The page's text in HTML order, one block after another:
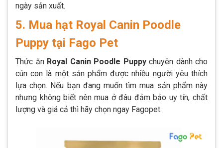
ngày sản xuất.
5. Mua hạt Royal Canin Poodle
Puppy tại Fago Pet
Thức ăn Royal Canin Poodle Puppychuyên dành cho
cún con là một sản phẩm được nhiều người yêu thích
lựa chọn. Nếu bạn đang muốn tìm mua sản phẩm này
nhưng không biết nên mua ở đâu đảm bảo uy tín, chất
lượng và giá cả thì hãy chọn ngay Fagopet.